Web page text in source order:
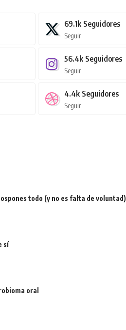
69.1k Seguidores
Seguir
56.4k Seguidores
Seguir
4.4k Seguidores
Seguir
todo (y no es falta de voluntad)
sí
oral